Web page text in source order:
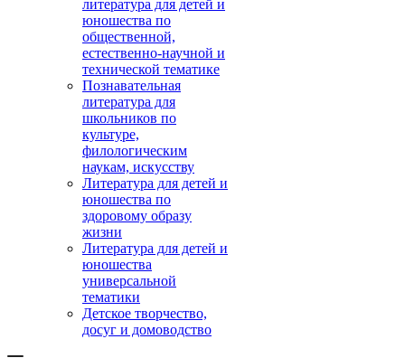
литература для детей и
юношества по
общественной,
естественно-научной и
технической тематике
Познавательная
литература для
школьников по
культуре,
филологическим
наукам, искусству
Литература для детей и
юношества по
здоровому образу
жизни
Литература для детей и
юношества
универсальной
тематики
Детское творчество,
досуг и домоводство